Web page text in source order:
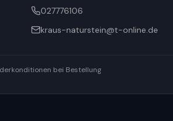
027776106
kraus-naturstein@t-online.de
bei Bestellung